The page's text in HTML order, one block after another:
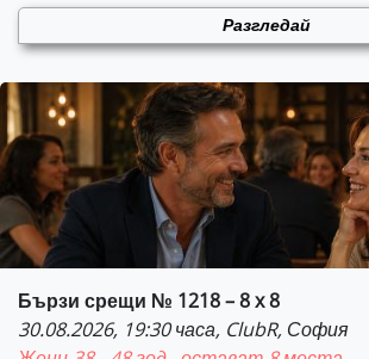
Разгледай
Бързи срещи № 1218 – 8 x 8
30.08.2026, 19:30 часа, ClubR, София